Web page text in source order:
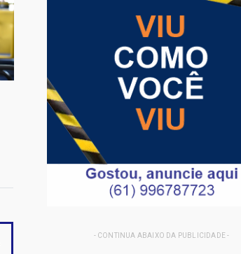
- CONTINUA ABAIXO DA PUBLICIDADE -